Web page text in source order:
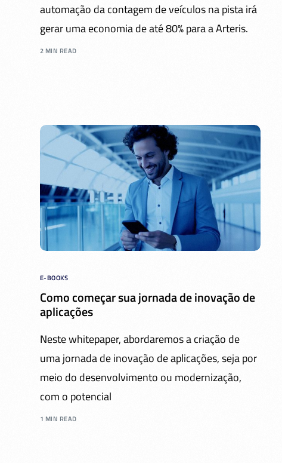
automação da contagem de veículos na pista irá
gerar uma economia de até 80% para a Arteris.
2 MIN READ
E-BOOKS
Como começar sua jornada de inovação de
aplicações
Neste whitepaper, abordaremos a criação de
uma jornada de inovação de aplicações, seja por
meio do desenvolvimento ou modernização,
com o potencial
1 MIN READ